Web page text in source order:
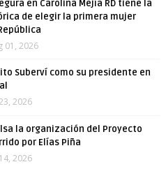
en Carolina Mejía RD tiene la
de elegir la primera mujer
01, 2026
Suberví como su presidente en
2026
la organización del Proyecto
por Elías Piña
2026